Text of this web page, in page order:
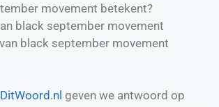
movement betekent?
black september movement
black september movement
geven we antwoord op